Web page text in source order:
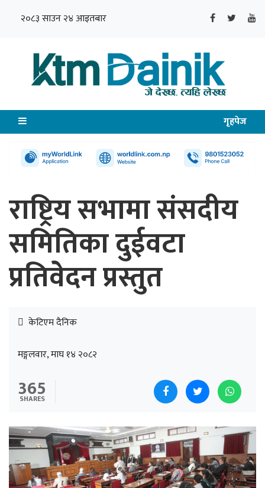
२०८३ साउन २४ आइतबार
गृहपेज
राष्ट्रिय सभामा संसदीय
समितिका दुईवटा
प्रतिवेदन प्रस्तुत
केटिएम दैनिक
मङ्गलवार, माघ १४ २०८२
365
SHARES